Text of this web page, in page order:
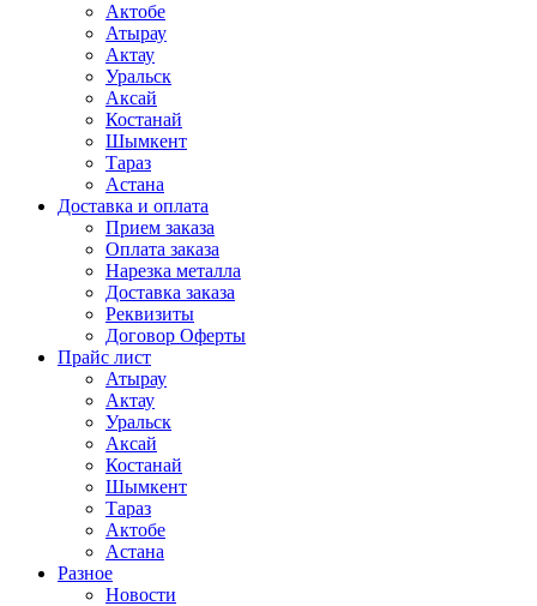
Актобе
Атырау
Актау
Уральск
Аксай
Костанай
Шымкент
Тараз
Астана
Доставка и оплата
Прием заказа
Оплата заказа
Нарезка металла
Доставка заказа
Реквизиты
Договор Оферты
Прайс лист
Атырау
Актау
Уральск
Аксай
Костанай
Шымкент
Тараз
Актобе
Астана
Разное
Новости